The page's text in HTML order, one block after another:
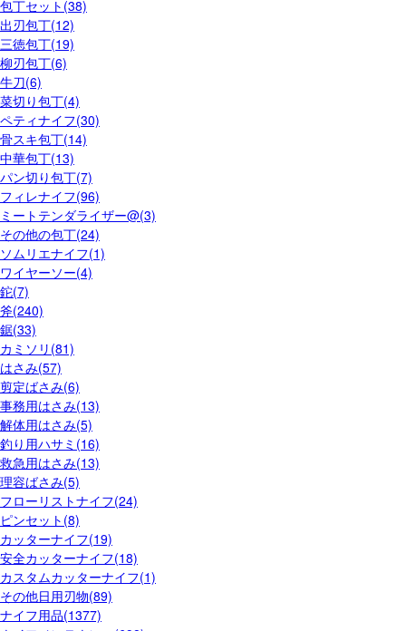
包丁セット(38)
出刃包丁(12)
三徳包丁(19)
柳刃包丁(6)
牛刀(6)
菜切り包丁(4)
ペティナイフ(30)
骨スキ包丁(14)
中華包丁(13)
パン切り包丁(7)
フィレナイフ(96)
ミートテンダライザー@(3)
その他の包丁(24)
ソムリエナイフ(1)
ワイヤーソー(4)
鉈(7)
斧(240)
鋸(33)
カミソリ(81)
はさみ(57)
剪定ばさみ(6)
事務用はさみ(13)
解体用はさみ(5)
釣り用ハサミ(16)
救急用はさみ(13)
理容ばさみ(5)
フローリストナイフ(24)
ピンセット(8)
カッターナイフ(19)
安全カッターナイフ(18)
カスタムカッターナイフ(1)
その他日用刃物(89)
ナイフ用品(1377)